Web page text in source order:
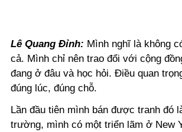
Lê Quang Đỉnh: Mình nghĩ là không
cả. Mình chỉ nên trao đổi với cộng
đang ở đâu và học hỏi. Điều quan
đúng lúc, đúng chỗ.
Lần đầu tiên mình bán được tranh đó
trường, mình có một triển lãm ở New